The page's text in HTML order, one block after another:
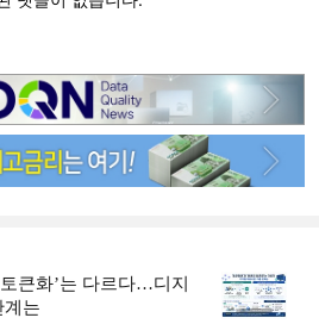
큰화’는 다르다…디지
계는